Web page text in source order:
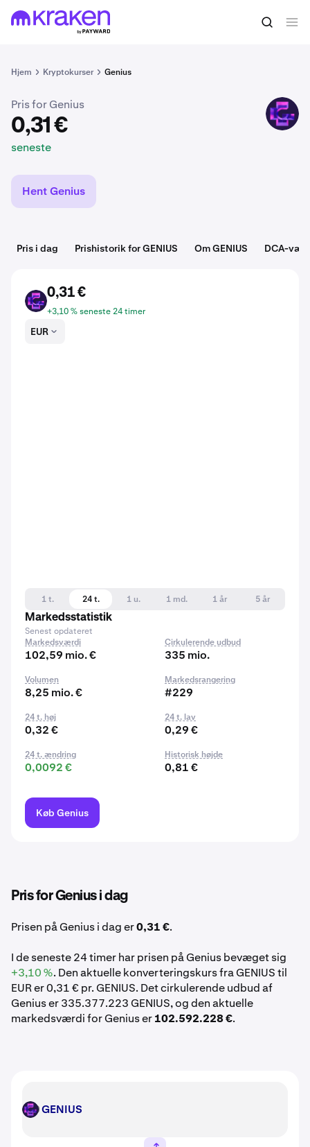
Hjem Kryptokurser Genius
0,31 € Køb GENIUS
Pris for Genius
0,31 €
seneste
GENIUS
Hent Genius
Pris i dag Prishistorik for GENIUS Om GENIUS DCA-
GENIUS
0,31 €
+3,10 % seneste 24 timer
EUR
1 t. 24 t. 1 u. 1 md. 1 år
5 år
Markedsstatistik
Senest opdateret
Markedsværdi
102,59 mio. €
Cirkulerende udbud
335 mio.
Volumen
8,25 mio. €
Markedsrangering
#229
24 t. høj
0,32 €
24 t. lav
0,29 €
24 t. ændring
0,0092 €
Historisk højde
0,81 €
Køb Genius
Pris for Genius i dag
Prisen på Genius i dag er0,31 €.
I de seneste 24 timer har prisen på Genius bevæget sig
+3,10 %. Den aktuelle konverteringskurs fra GENIUS til
EUR er 0,31 € pr. GENIUS. Det cirkulerende udbud af
Genius er 335.377.223 GENIUS, og den aktuelle
markedsværdi for Genius er102.592.228 €.
GENIUS GENIUS